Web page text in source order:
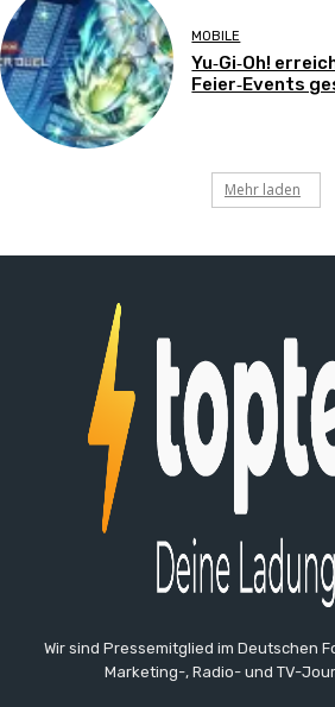
MOBILE
Yu‑Gi‑Oh!
Feier‑Events
Mehr laden
Wir sind Pressemitglied im Deutschen
Marketing-, Radio- und TV-